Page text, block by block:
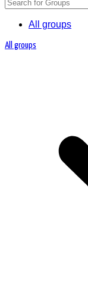
All groups
All groups